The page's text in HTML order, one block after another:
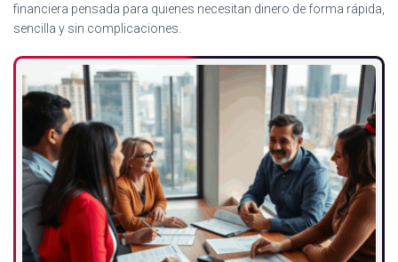
financiera pensada para quienes necesitan dinero de forma rápida,
sencilla y sin complicaciones.